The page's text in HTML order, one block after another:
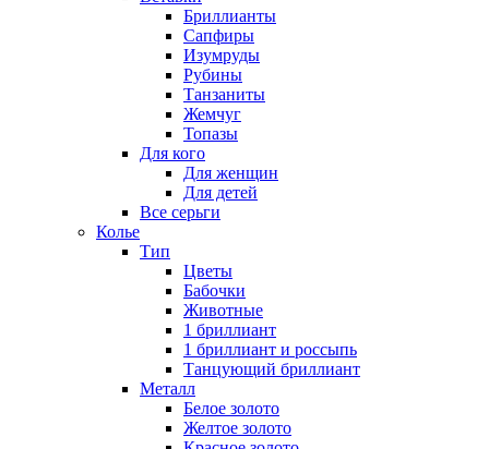
Бриллианты
Сапфиры
Изумруды
Рубины
Танзаниты
Жемчуг
Топазы
Для кого
Для женщин
Для детей
Все серьги
Колье
Тип
Цветы
Бабочки
Животные
1 бриллиант
1 бриллиант и россыпь
Танцующий бриллиант
Металл
Белое золото
Желтое золото